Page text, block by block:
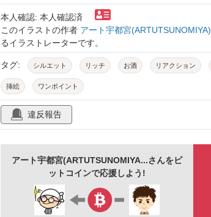
本人確認: 本人確認済
このイラストの作者 アート宇都宮(ARTUTSUNOMIYA)
るイラストレーターです。
タグ: シルエット リッチ お酒 リアクション
挿絵 ワンポイント
違反報告
アート宇都宮(ARTUTSUNOMIYA...さんをビ
ットコインで応援しよう!